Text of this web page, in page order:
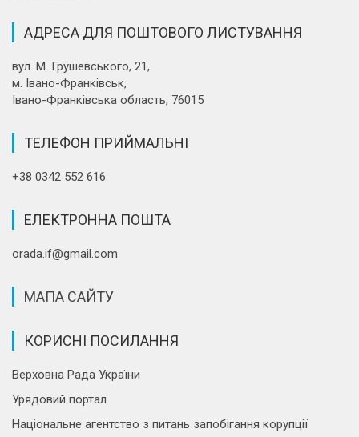
АДРЕСА ДЛЯ ПОШТОВОГО ЛИСТУВАННЯ
вул. М. Грушевського, 21,
м. Івано-Франківськ,
Івано-Франківська область, 76015
ТЕЛЕФОН ПРИЙМАЛЬНІ
+38 0342 552 616
ЕЛЕКТРОННА ПОШТА
orada.if@gmail.com
МАПА САЙТУ
КОРИСНІ ПОСИЛАННЯ
Верховна Рада України
Урядовий портал
Національне агентство з питань запобігання корупції